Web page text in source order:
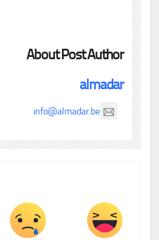
About Post Author
almadar
info@almadar.be